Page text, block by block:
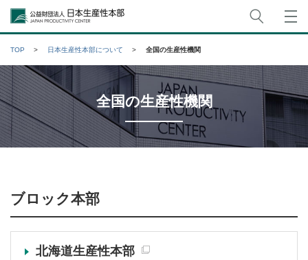
公益財団法人日本生産性本部
TOP 日本生産性本部について 全国の生産性機関
全国の生産性機関
ブロック本部
北海道生産性本部